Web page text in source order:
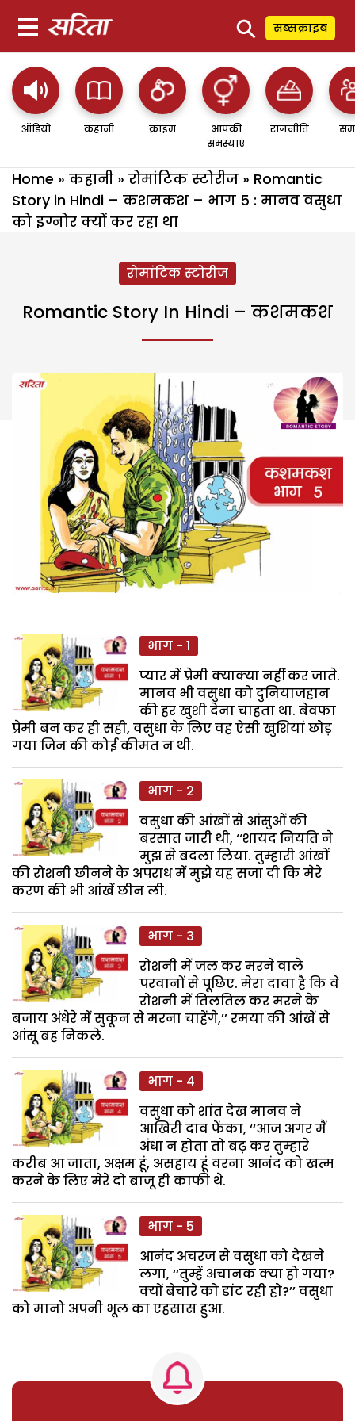
⚲ सब्सक्राइब
ऑडियो कहानी क्राइम
आपकी
समस्याएं
राजनीति
Home » कहानी » रोमांटिक स्टोरीज » Romantic
Story in Hindi – कशमकश – भाग 5 : मानव वसुधा
को इग्नोर क्यों कर रहा था
रोमांटिक स्टोरीज
Romantic Story In Hindi – कशमकश
भाग - 1
प्यार में प्रेमी क्याक्या नहीं कर जाते.
मानव भी वसुधा को दुनियाजहान
की हर खुशी देना चाहता था. बेवफा
प्रेमी बन कर ही सही, वसुधा के लिए वह ऐसी खुशियां छोड़
गया जिन की कोई कीमत न थी.
भाग - 2
वसुधा की आंखों से आंसुओं की
बरसात जारी थी, ‘‘शायद नियति ने
मुझ से बदला लिया. तुम्हारी आंखों
की रोशनी छीनने के अपराध में मुझे यह सजा दी कि मेरे
करण की भी आंखें छीन ली.
भाग - 3
रोशनी में जल कर मरने वाले
परवानों से पूछिए. मेरा दावा है कि वे
रोशनी में तिलतिल कर मरने के
बजाय अंधेरे में सुकून से मरना चाहेंगे,’’ रमया की आंखें से
आंसू बह निकले.
भाग - 4
वसुधा को शांत देख मानव ने
आखिरी दाव फेंका, ‘‘आज अगर मैं
अंधा न होता तो बढ़ कर तुम्हारे
करीब आ जाता, अक्षम हूं, असहाय हूं वरना आनंद को खत्म
करने के लिए मेरे दो बाजू ही काफी थे.
भाग - 5
आनंद अचरज से वसुधा को देखने
लगा, ‘‘तुम्हें अचानक क्या हो गया?
क्यों बेचारे को डांट रही हो?’’ वसुधा
को मानो अपनी भूल का एहसास हुआ.